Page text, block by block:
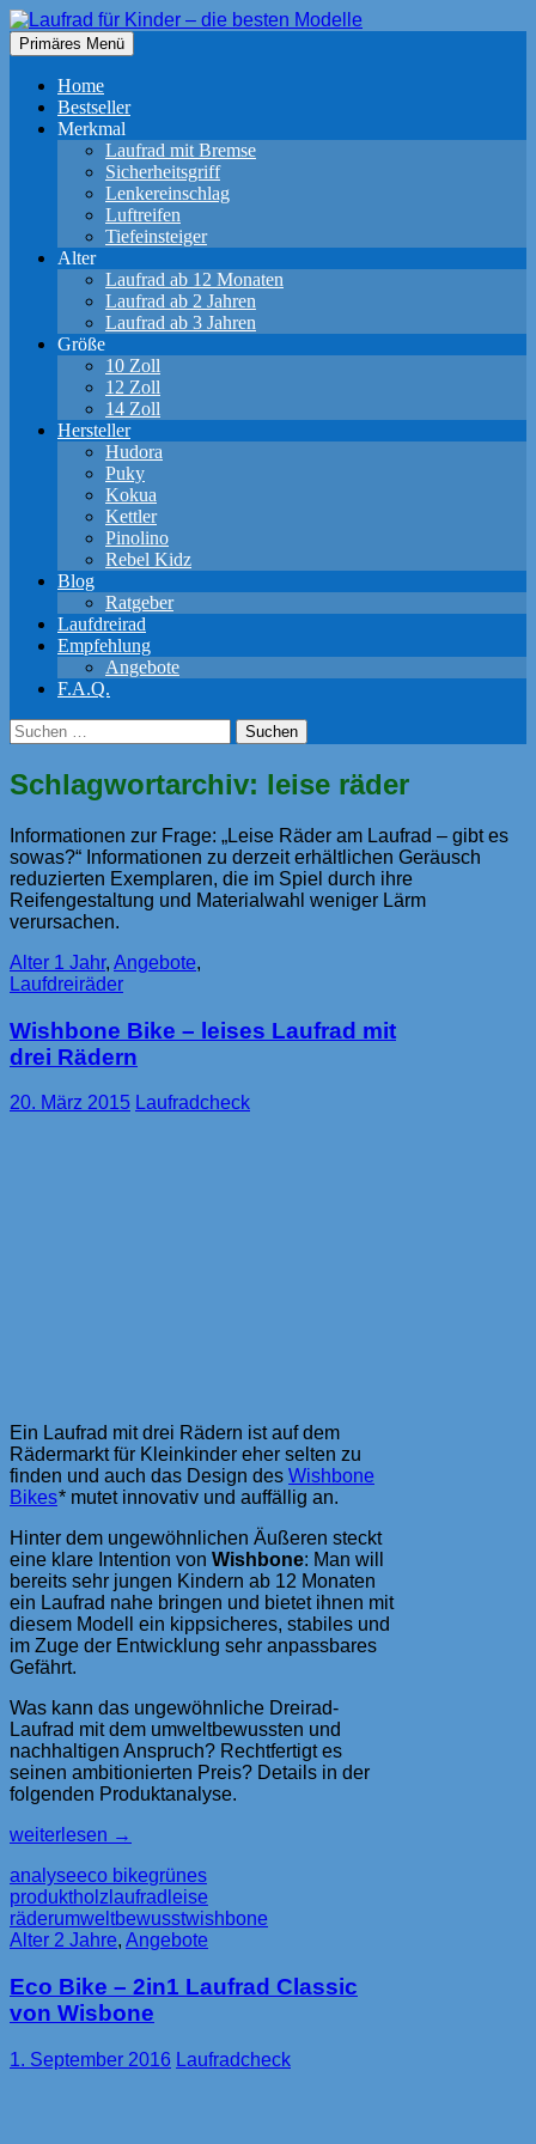
Zum
Inhalt
springen
Laufrad für Kinder – die besten
Modelle
Suchen
Primäres Menü
Home
Bestseller
Merkmal
Laufrad mit Bremse
Sicherheitsgriff
Lenkereinschlag
Luftreifen
Tiefeinsteiger
Alter
Laufrad ab 12 Monaten
Laufrad ab 2 Jahren
Laufrad ab 3 Jahren
Größe
10 Zoll
12 Zoll
14 Zoll
Hersteller
Hudora
Puky
Kokua
Kettler
Pinolino
Rebel Kidz
Blog
Ratgeber
Laufdreirad
Empfehlung
Angebote
F.A.Q.
Suchen
nach:
Schlagwortarchiv: leise räder
Informationen zur Frage: „Leise Räder am Laufrad – gibt es
sowas?“ Informationen zu derzeit erhältlichen Geräusch
reduzierten Exemplaren, die im Spiel durch ihre
Reifengestaltung und Materialwahl weniger Lärm
verursachen.
Alter 1 Jahr, Angebote,
Laufdreiräder
Wishbone Bike – leises Laufrad mit
drei Rädern
20. März 2015 Laufradcheck
Ein Laufrad mit drei Rädern ist auf dem
Rädermarkt für Kleinkinder eher selten zu
finden und auch das Design des Wishbone
Bikes* mutet innovativ und auffällig an.
Hinter dem ungewöhnlichen Äußeren steckt
eine klare Intention von Wishbone: Man will
bereits sehr jungen Kindern ab 12 Monaten
ein Laufrad nahe bringen und bietet ihnen mit
diesem Modell ein kippsicheres, stabiles und
im Zuge der Entwicklung sehr anpassbares
Gefährt.
Was kann das ungewöhnliche Dreirad-
Laufrad mit dem umweltbewussten und
nachhaltigen Anspruch? Rechtfertigt es
seinen ambitionierten Preis? Details in der
folgenden Produktanalyse.
Wishbone
–
leises
Laufrad
mit
Rädern
weiterlesen →
analyseeco bikegrünes
produktholzlaufrad leise
räderumweltbewusstwishbone
Alter 2 Jahre, Angebote
Eco Bike – 2in1 Laufrad Classic
von Wisbone
1. September 2016 Laufradcheck